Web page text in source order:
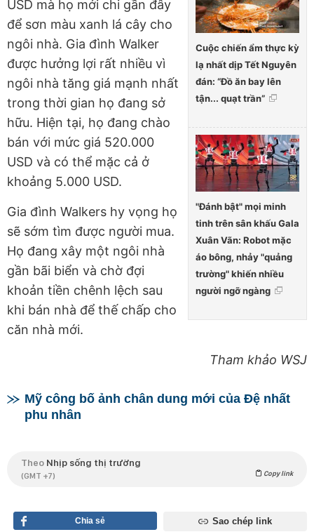
Cuộc chiến ẩm thực kỳ
lạ nhất dịp Tết Nguyên
đán: “Đồ ăn bay lên
tận... quạt trần”
"Đánh bật" mọi minh
tinh trên sân khấu Gala
Xuân Vãn: Robot mặc
áo bông, nhảy "quảng
trường" khiến nhiều
người ngỡ ngàng
USD mà họ mới chi gần đây
để sơn màu xanh lá cây cho
ngôi nhà. Gia đình Walker
được hưởng lợi rất nhiều vì
ngôi nhà tăng giá mạnh nhất
trong thời gian họ đang sở
hữu. Hiện tại, họ đang chào
bán với mức giá 520.000
USD và có thể mặc cả ở
khoảng 5.000 USD.
Gia đình Walkers hy vọng họ
sẽ sớm tìm được người mua.
Họ đang xây một ngôi nhà
gần bãi biển và chờ đợi
khoản tiền chênh lệch sau
khi bán nhà để thế chấp cho
căn nhà mới.
Tham khảo WSJ
Mỹ công bố ảnh chân dung mới của Đệ nhất
phu nhân
Theo Nhịp sống thị trường
(GMT +7) Copy link
Chia sẻ Sao chép link